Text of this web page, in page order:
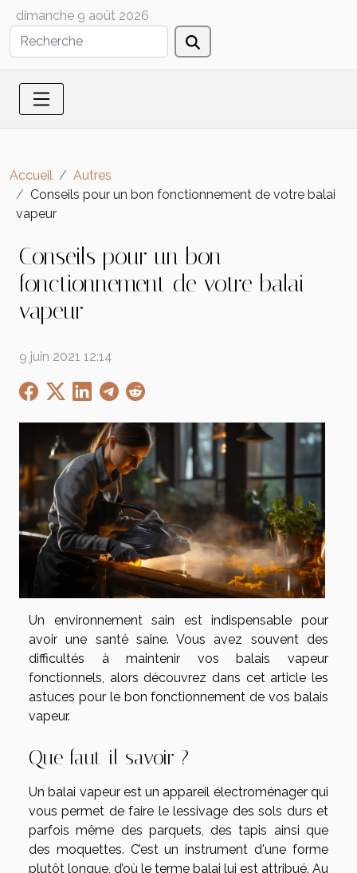
dimanche 9 août 2026
Accueil
Autres
Conseils pour un bon fonctionnement de votre balai
vapeur
Conseils pour un bon
fonctionnement de votre balai
vapeur
9 juin 2021 12:14
Un environnement sain est indispensable pour
avoir une santé saine. Vous avez souvent des
difficultés à maintenir vos balais vapeur
fonctionnels, alors découvrez dans cet article les
astuces pour le bon fonctionnement de vos balais
vapeur.
Que faut-il savoir ?
Un balai vapeur est un appareil électroménager qui
vous permet de faire le lessivage des sols durs et
parfois même des parquets, des tapis ainsi que
des moquettes. C’est un instrument d'une forme
plutôt longue, d’où le terme balai lui est attribué. Au